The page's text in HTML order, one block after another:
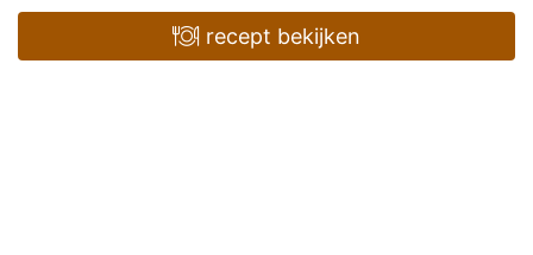
recept bekijken